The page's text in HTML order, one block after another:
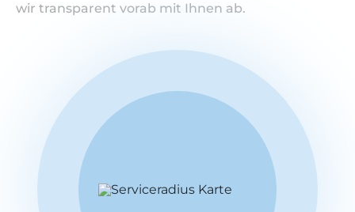
wir transparent vorab mit Ihnen ab.